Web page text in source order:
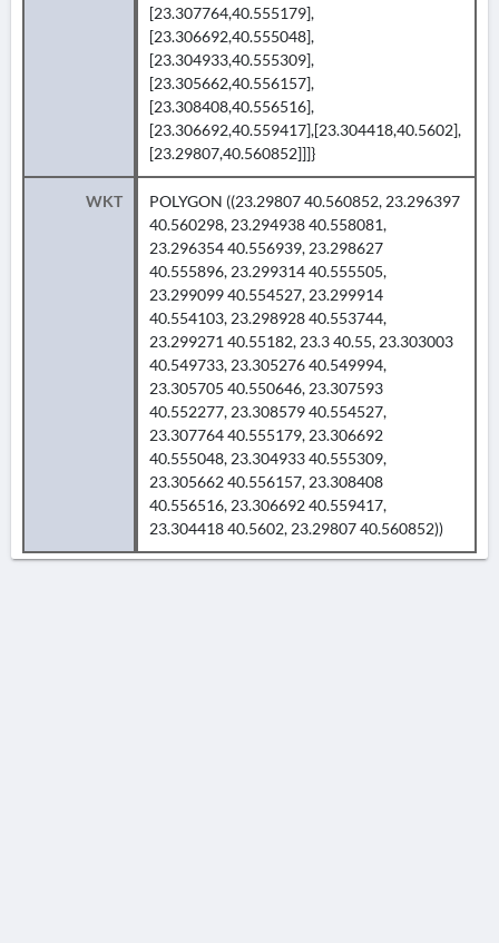
[23.307764,40.555179],
[23.306692,40.555048],
[23.304933,40.555309],
[23.305662,40.556157],
[23.308408,40.556516],
[23.306692,40.559417],[23.304418,40.5602],
[23.29807,40.560852]]]}
WKT
POLYGON ((23.29807 40.560852, 23.296397
40.560298, 23.294938 40.558081,
23.296354 40.556939, 23.298627
40.555896, 23.299314 40.555505,
23.299099 40.554527, 23.299914
40.554103, 23.298928 40.553744,
23.299271 40.55182, 23.3 40.55, 23.303003
40.549733, 23.305276 40.549994,
23.305705 40.550646, 23.307593
40.552277, 23.308579 40.554527,
23.307764 40.555179, 23.306692
40.555048, 23.304933 40.555309,
23.305662 40.556157, 23.308408
40.556516, 23.306692 40.559417,
23.304418 40.5602, 23.29807 40.560852))